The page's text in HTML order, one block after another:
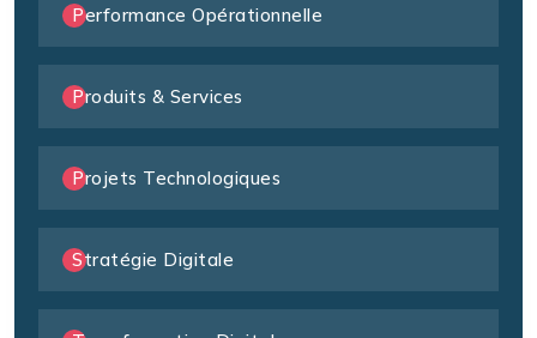
Performance Opérationnelle
Produits & Services
Projets Technologiques
Stratégie Digitale